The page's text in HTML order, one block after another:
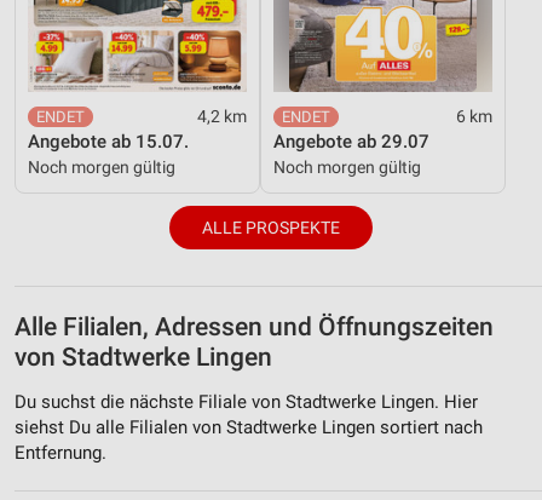
4,2 km
Angebote ab 15.07.
Noch morgen gültig
6 km
Angebote ab 29.07
Noch morgen gültig
ALLE PROSPEKTE
Alle Filialen, Adressen und Öffnungszeiten
von Stadtwerke Lingen
Du suchst die nächste Filiale von Stadtwerke Lingen. Hier
siehst Du alle Filialen von Stadtwerke Lingen sortiert nach
Entfernung.